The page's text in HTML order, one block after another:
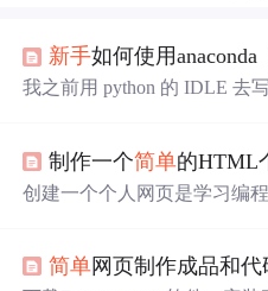
新手如何使用
我之前用 python 的 IDLE 去
da 里已经下载了很多库（虽
相比单单一个 python 软件便
制作一个简单的HTML
创建一个个人网页是学习编
轻松创建出自己的个人网页
简单网页制作成品和代